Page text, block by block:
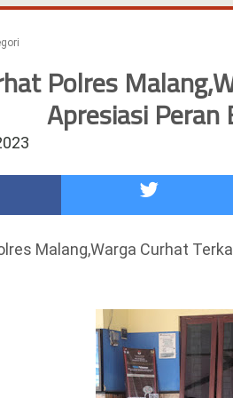
02 Kota Batu Kembangkan Program
Perkuat Ketahanan Pangan Lewat Dialog
RAPAT PLENO TERBUKA PEMUTAKHIRAN DATA
Usung 'Smart Water City' di Indonesia City Expo
Hari Bhayangkara ke-80,Polres Batu Gelar
Healing Ke-Malang Batu Jangan Lupa Mampir Ke-
Polres
Apresiasi
Malang,Warga Curhat